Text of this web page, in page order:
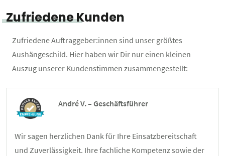
Zufriedene Kunden
Zufriedene Auftraggeber:innen sind unser größtes
Aushängeschild. Hier haben wir Dir nur einen kleinen
Auszug unserer Kundenstimmen zusammengestellt:
André V. – Geschäftsführer
Wir sagen herzlichen Dank für Ihre Einsatzbereitschaft
und Zuverlässigkeit. Ihre fachliche Kompetenz sowie der